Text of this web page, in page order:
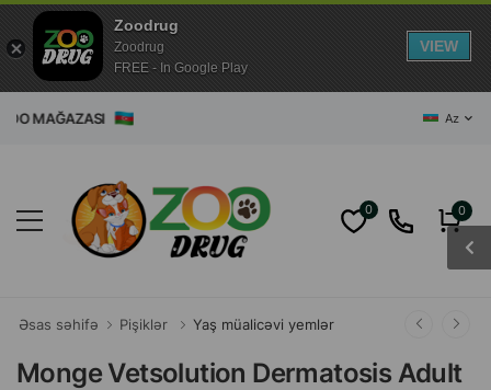
MAĞAZASI Az
0 0
Əsas səhifə Pişiklər Yaş müalicəvi yemlər
Monge Vetsolution Dermatosis Adult
Zoodrug
Zoodrug
FREE - In Google Play
VIEW